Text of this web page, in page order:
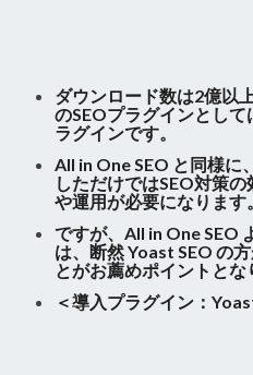
ダウンロード数は2億以
のSEOプラグインとし
ラグインです。
All in One SEO と同様に
しただけではSEO対策
や運用が必要になります。
ですが、All in One SEO
は、断然 Yoast SEO の
とがお薦めポイントとな
＜導入プラグイン：